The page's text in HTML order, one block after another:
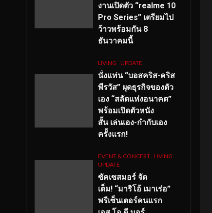
งานเปิดตัว “realme 10
Pro Series” เตรียมไป
ว้าวพร้อมกัน 8
ธันวาคมนี้
LIVING UPDATE
นั่งแท่น “บอสคริส-คริส
พีรวัส” ผุดธุรกิจของตัว
เอง “สลัดแห่งอนาคต”
พร้อมเปิดตัวหนัง
สั้น เล่นเอง-กำกับเอง
ครั้งแรก!
EVENT & CONCERT LIVING
UPDATE
ซัคเซสมอร์ จัด
เต็ม! “มาริโอ้ เมาเร่อ”
พรีเซ็นเตอร์คนแรก